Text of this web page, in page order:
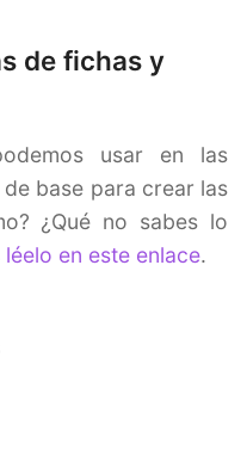
de fichas y
usar en las
base para crear las
¿Qué no sabes lo
léelo en este enlace.